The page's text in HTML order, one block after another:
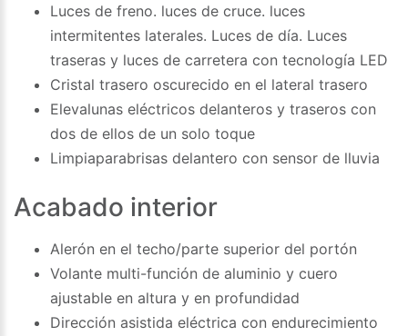
Luces de freno. luces de cruce. luces
intermitentes laterales. Luces de día. Luces
traseras y luces de carretera con tecnología LED
Cristal trasero oscurecido en el lateral trasero
Elevalunas eléctricos delanteros y traseros con
dos de ellos de un solo toque
Limpiaparabrisas delantero con sensor de lluvia
Acabado interior
Alerón en el techo/parte superior del portón
Volante multi-función de aluminio y cuero
ajustable en altura y en profundidad
Dirección asistida eléctrica con endurecimiento